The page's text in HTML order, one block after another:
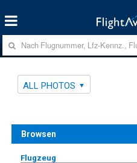
ALL PHOTOS
Browsen
Flugzeug